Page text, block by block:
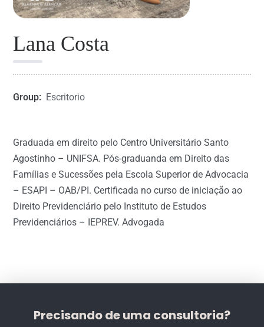
Lana Costa
Group: Escritorio
Graduada em direito pelo Centro Universitário Santo
Agostinho – UNIFSA. Pós-graduanda em Direito das
Famílias e Sucessões pela Escola Superior de Advocacia
– ESAPI – OAB/PI. Certificada no curso de iniciação ao
Direito Previdenciário pelo Instituto de Estudos
Previdenciários – IEPREV. Advogada
Precisando de uma consultoria?